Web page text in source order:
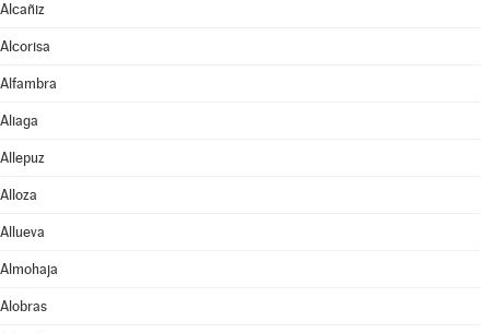
Alcañiz
Alcorisa
Alfambra
Aliaga
Allepuz
Alloza
Allueva
Almohaja
Alobras